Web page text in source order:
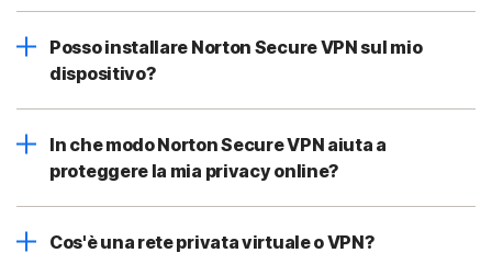
Posso installare Norton Secure VPN sul mio
dispositivo?
In che modo Norton Secure VPN aiuta a
proteggere la mia privacy online?
Cos'è una rete privata virtuale o VPN?